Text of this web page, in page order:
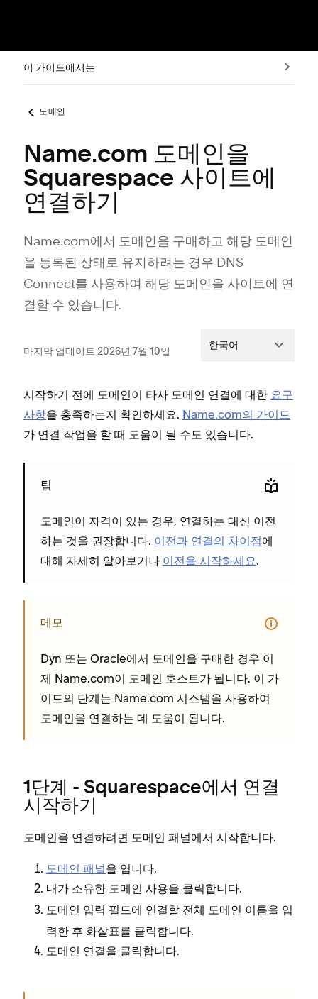
이 가이드에서는
도메인
Name.com 도메인을
Squarespace 사이트에
연결하기
Name.com에서 도메인을 구매하고 해당 도메인
을 등록된 상태로 유지하려는 경우 DNS
Connect를 사용하여 해당 도메인을 사이트에 연
결할 수 있습니다.
마지막 업데이트 2026년 7월 10일 한국어
시작하기 전에 도메인이 타사 도메인 연결에 대한 요구
사항을 충족하는지 확인하세요. Name.com의 가이드
가 연결 작업을 할 때 도움이 될 수도 있습니다.
팁
도메인이 자격이 있는 경우, 연결하는 대신 이전
하는 것을 권장합니다. 이전과 연결의 차이점에
대해 자세히 알아보거나 이전을 시작하세요.
메모
Dyn 또는 Oracle에서 도메인을 구매한 경우 이
제 Name.com이 도메인 호스트가 됩니다. 이 가
이드의 단계는 Name.com 시스템을 사용하여
도메인을 연결하는 데 도움이 됩니다.
1단계 - Squarespace에서 연결
시작하기
도메인을 연결하려면 도메인 패널에서 시작합니다.
도메인 패널을 엽니다.
내가 소유한 도메인 사용을 클릭합니다.
도메인 입력 필드에 연결할 전체 도메인 이름을 입
력한 후 화살표를 클릭합니다.
도메인 연결을 클릭합니다.